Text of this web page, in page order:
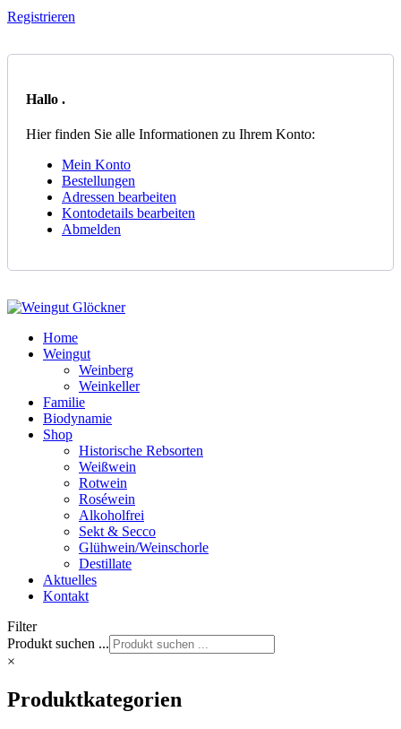
Registrieren
Hallo .
Hier finden Sie alle Informationen zu Ihrem Konto:
Mein Konto
Bestellungen
Adressen bearbeiten
Kontodetails bearbeiten
Abmelden
Home
Weingut
Weinberg
Weinkeller
Familie
Biodynamie
Shop
Historische Rebsorten
Weißwein
Rotwein
Roséwein
Alkoholfrei
Sekt & Secco
Glühwein/Weinschorle
Destillate
Aktuelles
Kontakt
Filter
Produkt suchen ...
×
Produktkategorien